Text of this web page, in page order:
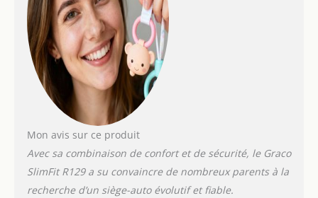
enfant S'ADAPTE AUX
STADES DE
CROISSANCE: Le
SlimFit R129 s'adapte
à la croissance de
votre enfant en
permet d'installer
votre enfant en
position dos à la
Mon avis sur ce produit
Avec sa combinaison de confort et de sécurité, le Graco
SlimFit R129 a su convaincre de nombreux parents à la
recherche d’un siège-auto évolutif et fiable.